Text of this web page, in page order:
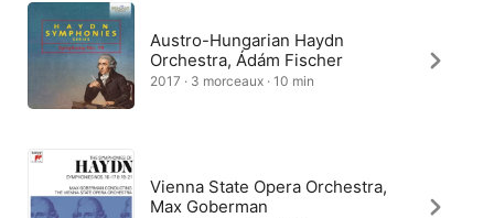
Austro-Hungarian Haydn
Orchestra, Ádám Fischer
2017 · 3 morceaux · 10 min
Vienna State Opera Orchestra,
Max Goberman